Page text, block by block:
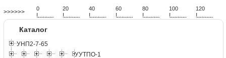
>>>>>> 0
!...................
20
!...................
40
!...................
60
!...................
80
!...................
100
!...................
120
!...................
Каталог
УНП2-7-65
УУТПО-1